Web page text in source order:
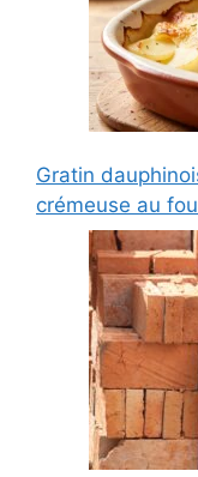
Gratin
crémeuse au